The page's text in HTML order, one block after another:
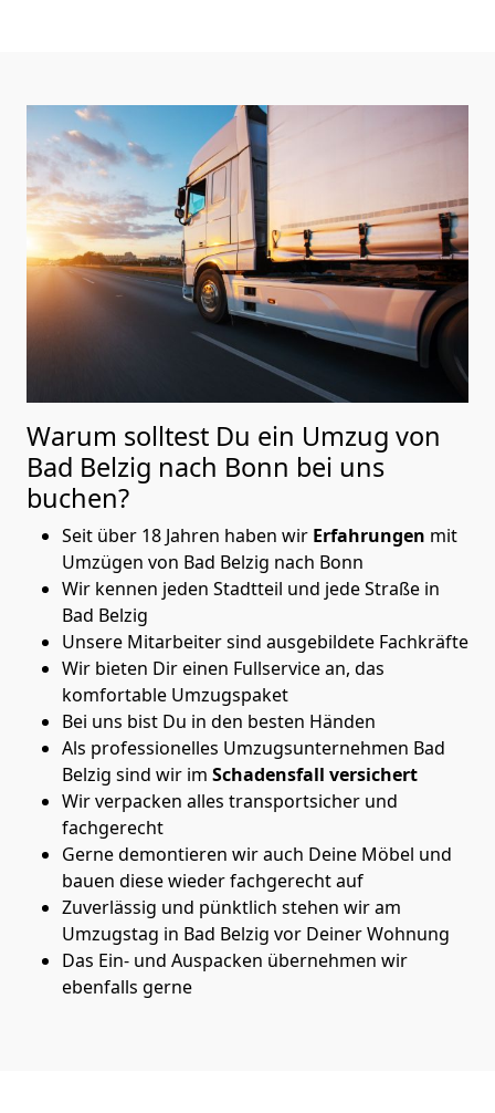
Warum solltest Du ein Umzug von
Bad Belzig nach Bonn bei uns
buchen?
Seit über 18 Jahren haben wir Erfahrungen mit
Umzügen von Bad Belzig nach Bonn
Wir kennen jeden Stadtteil und jede Straße in
Bad Belzig
Unsere Mitarbeiter sind ausgebildete Fachkräfte
Wir bieten Dir einen Fullservice an, das
komfortable Umzugspaket
Bei uns bist Du in den besten Händen
Als professionelles Umzugsunternehmen Bad
Belzig sind wir im Schadensfall versichert
Wir verpacken alles transportsicher und
fachgerecht
Gerne demontieren wir auch Deine Möbel und
bauen diese wieder fachgerecht auf
Zuverlässig und pünktlich stehen wir am
Umzugstag in Bad Belzig vor Deiner Wohnung
Das Ein- und Auspacken übernehmen wir
ebenfalls gerne